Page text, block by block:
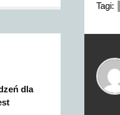
Tagi:
dla